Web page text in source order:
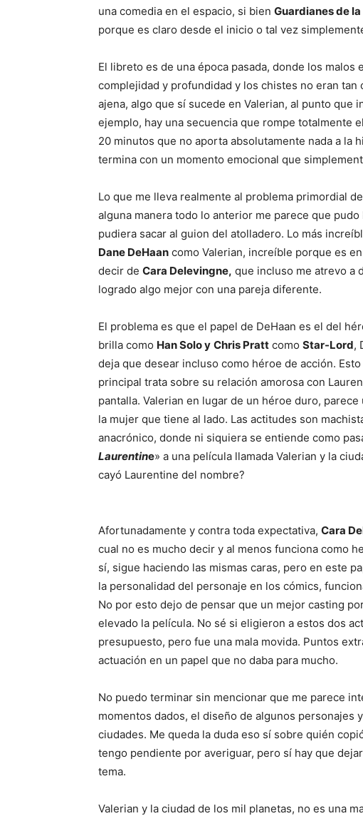
una comedia en el espacio, si bien Guardianes de
porque es claro desde el inicio o tal vez
El libreto es de una época pasada, donde los
complejidad y profundidad y los chistes no eran
ajena, algo que sí sucede en Valerian, al punto que
ejemplo, hay una secuencia que rompe totalmente
20 minutos que no aporta absolutamente nada a la
termina con un momento emocional que
Lo que me lleva realmente al problema primordial
alguna manera todo lo anterior me parece que
pudiera sacar al guion del atolladero. Lo más
Dane DeHaan como Valerian, increíble porque es
decir de Cara Delevingne, que incluso me atrevo a
logrado algo mejor con una pareja diferente.
El problema es que el papel de DeHaan es el del
brilla como Han Solo y Chris Pratt como Star-Lord,
deja que desear incluso como héroe de acción.
principal trata sobre su relación amorosa con
pantalla. Valerian en lugar de un héroe duro,
la mujer que tiene al lado. Las actitudes son
anacrónico, donde ni siquiera se entiende como
Laurentine» a una película llamada Valerian y la
cayó Laurentine del nombre?
Afortunadamente y contra toda expectativa, Cara
cual no es mucho decir y al menos funciona como
sí, sigue haciendo las mismas caras, pero en este
la personalidad del personaje en los cómics,
No por esto dejo de pensar que un mejor casting
elevado la película. No sé si eligieron a estos dos
presupuesto, pero fue una mala movida. Puntos
actuación en un papel que no daba para mucho.
No puedo terminar sin mencionar que me parece
momentos dados, el diseño de algunos personajes
ciudades. Me queda la duda eso sí sobre quién
tengo pendiente por averiguar, pero sí hay que
tema.
Valerian y la ciudad de los mil planetas, no es una